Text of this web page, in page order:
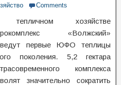
Comments
хозяйстве
«Волжский»
первые ЮФО теплицы
поколения. 5,2 гектара
комплекса
значительно сократить